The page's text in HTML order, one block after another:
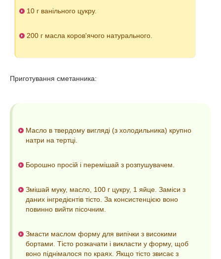
10 г ванільного цукру.
200 г масла коров'ячого натурального.
Приготування сметанника:
Масло в твердому вигляді (з холодильника) крупно
натри на тертці.
Борошно просій і перемішай з розпушувачем.
Змішай муку, масло, 100 г цукру, 1 яйце. Заміси з
даних інгредієнтів тісто. За консистенцією воно
повинно вийти пісочним.
Змасти маслом форму для випічки з високими
бортами. Тісто розкачати і викласти у форму, щоб
воно піднімалося по краях. Якщо тісто звисає з